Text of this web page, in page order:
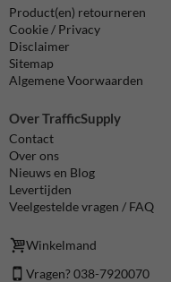
Product(en) retourneren
Cookie / Privacy
Disclaimer
Sitemap
Algemene Voorwaarden
Over TrafficSupply
Contact
Over ons
Nieuws en Blog
Levertijden
Veelgestelde vragen / FAQ
Winkelmand
Vragen? 038-7920070